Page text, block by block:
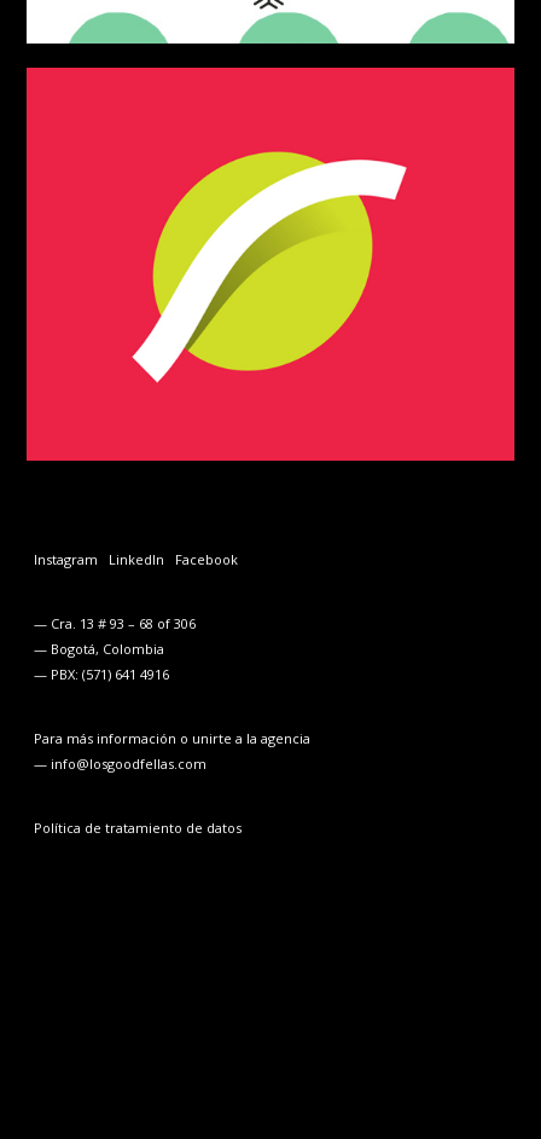
Instagram LinkedIn Facebook
— Cra. 13 # 93 – 68 of 306
— Bogotá, Colombia
— PBX: (571) 641 4916
Para más información o unirte a la agencia
— info@losgoodfellas.com
Política de tratamiento de datos